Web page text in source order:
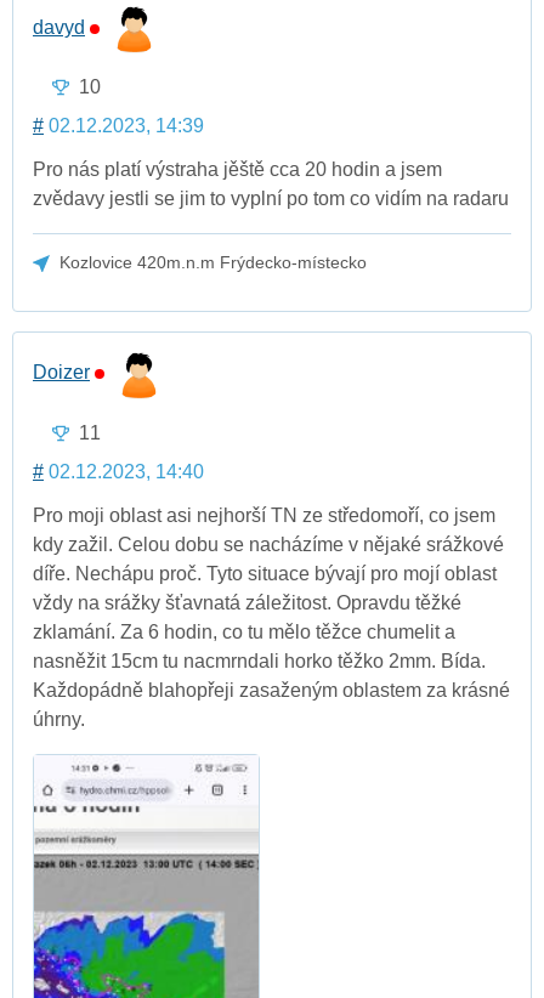
davyd
10
# 02.12.2023, 14:39
Pro nás platí výstraha jěště cca 20 hodin a jsem
zvědavy jestli se jim to vyplní po tom co vidím na radaru
Kozlovice 420m.n.m Frýdecko-místecko
Doizer
11
# 02.12.2023, 14:40
Pro moji oblast asi nejhorší TN ze středomoří, co jsem
kdy zažil. Celou dobu se nacházíme v nějaké srážkové
díře. Nechápu proč. Tyto situace bývají pro mojí oblast
vždy na srážky šťavnatá záležitost. Opravdu těžké
zklamání. Za 6 hodin, co tu mělo těžce chumelit a
nasněžit 15cm tu nacmrndali horko těžko 2mm. Bída.
Každopádně blahopřeji zasaženým oblastem za krásné
úhrny.